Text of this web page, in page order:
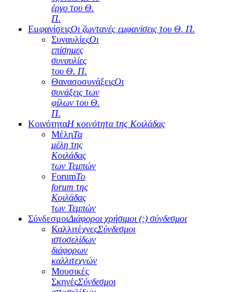
έργο του Θ.
Π.
ΕμφανίσειςΟι ζωντανές εμφανίσεις του Θ. Π.
ΣυναυλίεςΟι
επίσημες
συναυλίες
του Θ. Π.
ΘανασοσυνάξειςΟι
συνάξεις των
φίλων του Θ.
Π.
ΚοινότηταΗ κοινότητα της Κοιλάδας
ΜέληΤα
μέλη της
Κοιλάδας
των Τεμπών
ForumΤο
forum της
Κοιλάδας
των Τεμπών
ΣύνδεσμοιΔιάφοροι χρήσιμοι (;) σύνδεσμοι
ΚαλλιτέχνεςΣύνδεσμοι
ιστοσελίδων
διάφορων
καλλιτεχνών
Μουσικές
ΣκηνέςΣύνδεσμοι